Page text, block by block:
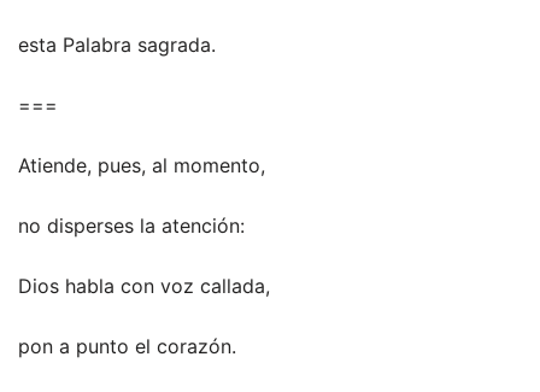
esta Palabra sagrada.
===
Atiende, pues, al momento,
no disperses la atención:
Dios habla con voz callada,
pon a punto el corazón.